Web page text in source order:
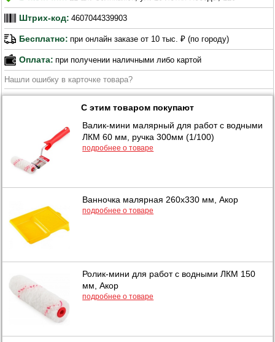
Штрих-код: 4607044339903
Бесплатно: при онлайн заказе от 10 тыс. ₽ (по городу)
Оплата: при получении наличными либо картой
Нашли ошибку в карточке товара?
С этим товаром покупают
Валик-мини малярный для работ с водными
ЛКМ 60 мм, ручка 300мм (1/100)
подробнее о товаре
Ванночка малярная 260х330 мм, Акор
подробнее о товаре
Ролик-мини для работ с водными ЛКМ 150
мм, Акор
подробнее о товаре